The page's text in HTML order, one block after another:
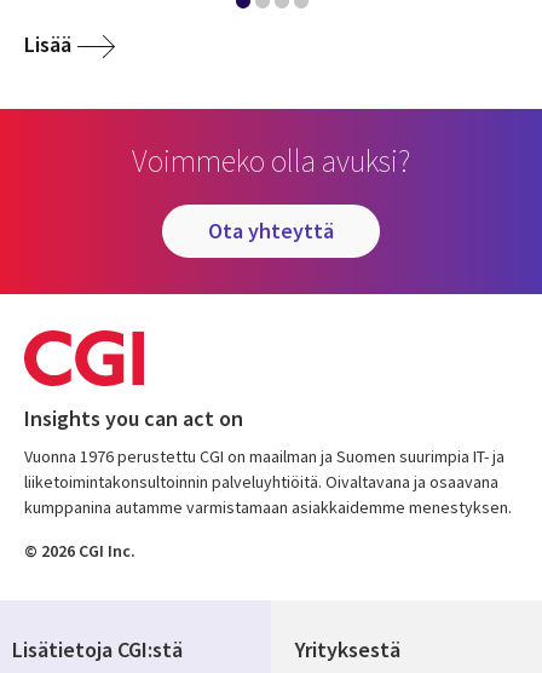
Lisää
Voimmeko olla avuksi?
ota yhteyttä
Insights you can act on
Vuonna 1976 perustettu CGI on maailman ja Suomen suurimpia IT- ja
liiketoimintakonsultoinnin palveluyhtiöitä. Oivaltavana ja osaavana
kumppanina autamme varmistamaan asiakkaidemme menestyksen.
© 2026 CGI Inc.
Yrityksestä
Lisätietoja CGI:stä